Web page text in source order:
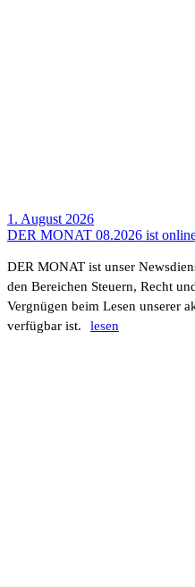
1. August 2026
DER MONAT 08.2026 ist
DER MONAT ist unser
den Berei­chen Steuern, Recht
Vergnügen beim Lesen unserer
verfügbar ist.
lesen